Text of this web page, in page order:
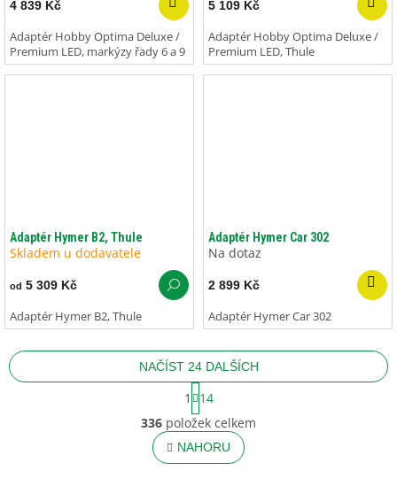
4 839 Kč
Adaptér Hobby Optima Deluxe /
Premium LED, markýzy řady 6 a 9
5 109 Kč
Adaptér Hobby Optima Deluxe /
Premium LED, Thule
Adaptér Hymer B2, Thule
Skladem u dodavatele
od 5 309 Kč
Adaptér Hymer B2, Thule
Adaptér Hymer Car 302
Na dotaz
2 899 Kč
Adaptér Hymer Car 302
O
v
l
á
NAČÍST 24 DALŠÍCH
S
t
r
á
n
k
1
14
336 položek celkem
NAHORU